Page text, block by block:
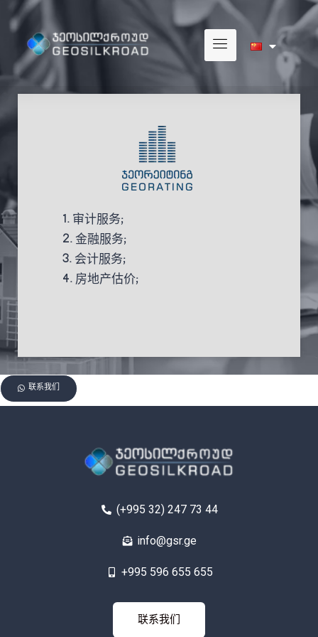
1. 审计服务;
2. 金融服务;
3. 会计服务;
4. 房地产估价;
联系我们
(+995 32) 247 73 44
info@gsr.ge
+995 596 655 655
联系我们